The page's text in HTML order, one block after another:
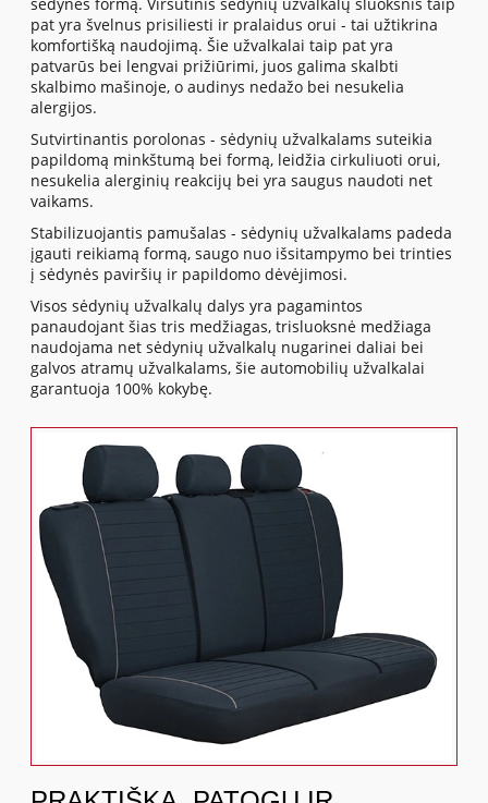
pat yra švelnus prisiliesti ir pralaidus orui - tai užtikrina
komfortišką naudojimą. Šie užvalkalai taip pat yra
patvarūs bei lengvai prižiūrimi, juos galima skalbti
skalbimo mašinoje, o audinys nedažo bei nesukelia
alergijos.
Sutvirtinantis porolonas - sėdynių užvalkalams suteikia
papildomą minkštumą bei formą, leidžia cirkuliuoti orui,
nesukelia alerginių reakcijų bei yra saugus naudoti net
vaikams.
Stabilizuojantis pamušalas - sėdynių užvalkalams padeda
įgauti reikiamą formą, saugo nuo išsitampymo bei trinties
į sėdynės paviršių ir papildomo dėvėjimosi.
Visos sėdynių užvalkalų dalys yra pagamintos
panaudojant šias tris medžiagas, trisluoksnė medžiaga
naudojama net sėdynių užvalkalų nugarinei daliai bei
galvos atramų užvalkalams, šie automobilių užvalkalai
garantuoja 100% kokybę.